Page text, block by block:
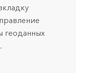
геоданных
.